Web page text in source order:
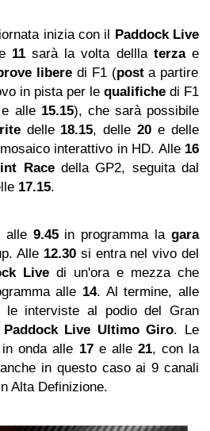
inizia con il Paddock Live
11sarà la volta dellla terzae
liberedi F1 (posta partire
in pista per le qualifiche di F1
e alle 15.15), che sarà possibile
delle 18.15, delle20 e delle
interattivo in HD. Alle 16
Racedella GP2, seguita dal
17.15.
alle 9.45in programma la gara
Alle 12.30 si entra nel vivo del
Live di un'ora e mezza che
alle 14. Al termine, alle
interviste al podio del Gran
Paddock Live Ultimo Giro. Le
onda alle 17e alle 21, con la
in questo caso ai 9 canali
Alta Definizione.